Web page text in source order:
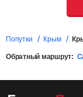
Попутки Крым
Обратный маршрут: